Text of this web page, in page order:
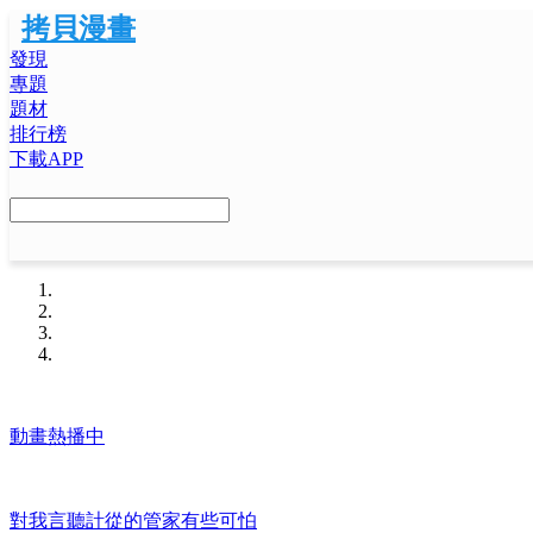
拷貝漫畫
發現
專題
題材
排行榜
下載APP
動畫熱播中
對我言聽計從的管家有些可怕